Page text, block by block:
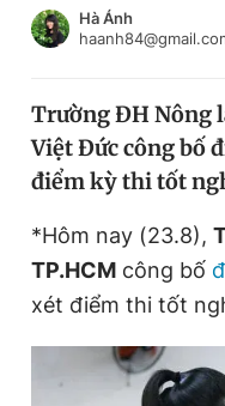
Chào ngày mới
Video
Sản phẩm khác
Tiện ích
Thông tin tòa soạn
Đăng xuất
Hà Ánh
Trường ĐH Nông
Việt Đức công bố
điểm kỳ thi tốt
*Hôm nay (23.8),
TP.HCM công bố
xét điểm thi tốt